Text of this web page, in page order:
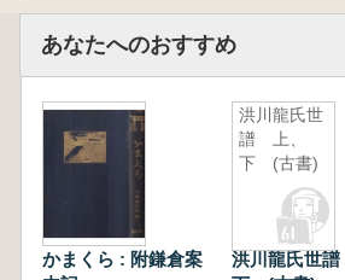
あなたへのおすすめ
かまくら : 附鎌倉案
洪川龍氏世
譜 上、
下 (古書)
洪川龍氏世